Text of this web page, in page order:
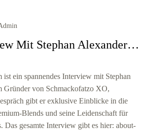
Mit Stephan Alexander
ein spannendes Interview mit Stephan
Gründer von Schmackofatzo XO,
gibt er exklusive Einblicke in die
Blends und seine Leidenschaft für
Das gesamte Interview gibt es hier: about-